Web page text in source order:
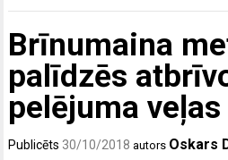
Brīnumaina
palīdzēs
pelējuma
Publicēts 30/10/2018 autors Oskars